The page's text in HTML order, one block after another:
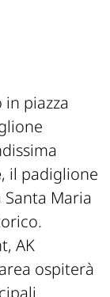
piazza
, il padiglione
Maria
AK
ospiterà